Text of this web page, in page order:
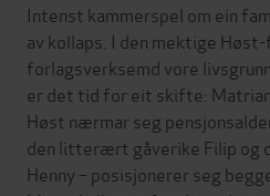
Intenst kammerspel om ein
av kollaps. I den mektige
forlagsverksemd vore
er det tid for eit skifte:
Høst nærmar seg
den litterært gåverike Filip og
Henny – posisjonerer seg